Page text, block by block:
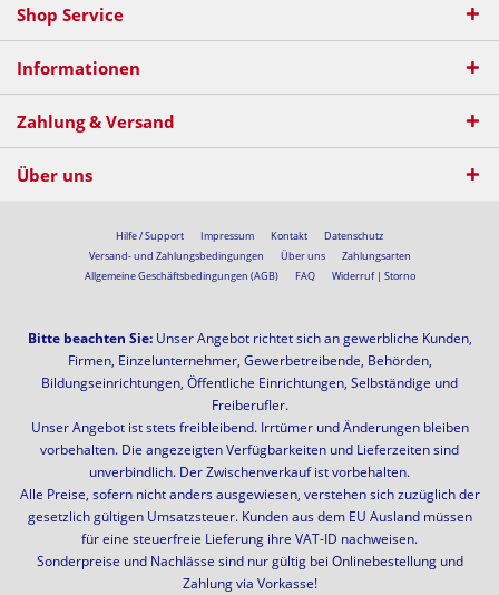
Shop Service
Informationen
Zahlung & Versand
Über uns
Hilfe / Support Impressum Kontakt
Datenschutz
Versand- und Zahlungsbedingungen
Über uns
Zahlungsarten
Allgemeine Geschäftsbedingungen (AGB)
FAQ Widerruf | Storno
Bitte beachten Sie:Unser Angebot richtet sich an gewerbliche Kunden,
Firmen, Einzelunternehmer, Gewerbetreibende, Behörden,
Bildungseinrichtungen, Öffentliche Einrichtungen, Selbständige und
Freiberufler.
Unser Angebot ist stets freibleibend. Irrtümer und Änderungen bleiben
vorbehalten. Die angezeigten Verfügbarkeiten und Lieferzeiten sind
unverbindlich. Der Zwischenverkauf ist vorbehalten.
Alle Preise, sofern nicht anders ausgewiesen, verstehen sich zuzüglich der
gesetzlich gültigen Umsatzsteuer. Kunden aus dem EU Ausland müssen
für eine steuerfreie Lieferung ihre VAT-ID nachweisen.
Sonderpreise und Nachlässe sind nur gültig bei Onlinebestellung und
Zahlung via Vorkasse!